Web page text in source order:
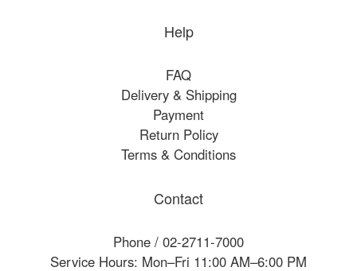
Help
FAQ
Delivery & Shipping
Payment
Return Policy
Terms & Conditions
Contact
Phone / 02-2711-7000
Service Hours: Mon–Fri 11:00 AM–6:00 PM